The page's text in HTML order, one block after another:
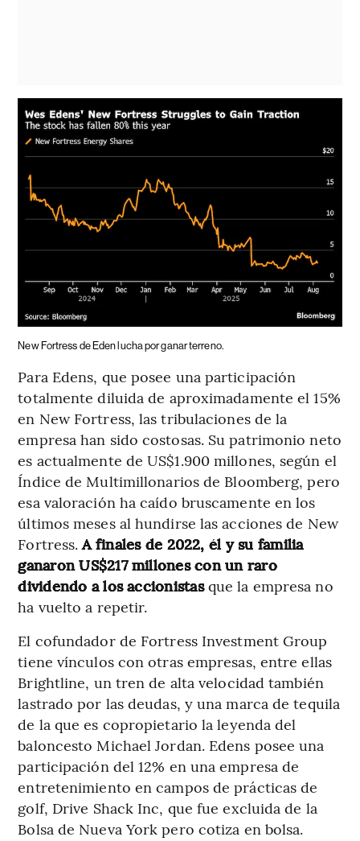
New Fortress de Eden lucha por ganar terreno.
Para Edens, que posee una participación
totalmente diluida de aproximadamente el 15%
en New Fortress, las tribulaciones de la
empresa han sido costosas. Su patrimonio neto
es actualmente de US$1.900 millones, según el
Índice de Multimillonarios de Bloomberg, pero
esa valoración ha caído bruscamente en los
últimos meses al hundirse las acciones de New
Fortress.A finales de 2022, él y su familia
ganaron US$217 millones con un raro
dividendo a los accionistasque la empresa no
ha vuelto a repetir.
El cofundador de Fortress Investment Group
tiene vínculos con otras empresas, entre ellas
Brightline, un tren de alta velocidad también
lastrado por las deudas, y una marca de tequila
de la que es copropietario la leyenda del
baloncesto Michael Jordan. Edens posee una
participación del 12% en una empresa de
entretenimiento en campos de prácticas de
golf, Drive Shack Inc, que fue excluida de la
Bolsa de Nueva York pero cotiza en bolsa.